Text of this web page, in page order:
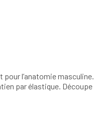
l’anatomie
par élastique. Découpe